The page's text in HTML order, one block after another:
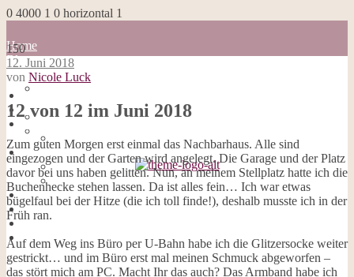
0 4000 1 0 horizontal 1
Home
Blog
about me
Impressum
Datenschutzerklärung
Galerie
Opal-Abos
Strickblogs
Hörbücher
150
Home
Blog
about me
100 Dinge
Impressum
Datenschutzerklärung
Cookies
Galerie
Opal-Abos
Strickblogs
Hörbücher
12. Juni 2018
von Nicole Luck
12 von 12 im Juni 2018
Zum guten Morgen erst einmal das Nachbarhaus. Alle sind
eingezogen und der Garten wird angelegt. Die Garage und der Platz
davor bei uns haben gelitten. Nun, an meinem Stellplatz hatte ich die
Buchenhecke stehen lassen. Da ist alles fein… Ich war etwas
bügelfaul bei der Hitze (die ich toll finde!), deshalb musste ich in der
Früh ran.
Auf dem Weg ins Büro per U-Bahn habe ich die Glitzersocke weiter
gestrickt… und im Büro erst mal meinen Schmuck abgeworfen –
das stört mich am PC. Macht Ihr das auch? Das Armband habe ich